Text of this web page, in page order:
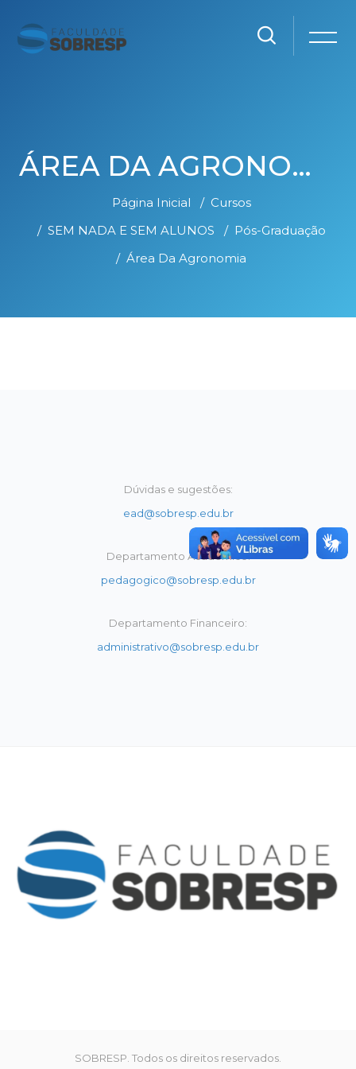
ÁREA DA AGRONOMIA
Página Inicial
Cursos
SEM NADA E SEM ALUNOS
Pós-Graduação
Área Da Agronomia
Dúvidas e sugestões:
ead@sobresp.edu.br
Departamento Acadêmico:
pedagogico@sobresp.edu.br
Departamento Financeiro:
administrativo@sobresp.edu.br
SOBRESP. Todos os direitos reservados.